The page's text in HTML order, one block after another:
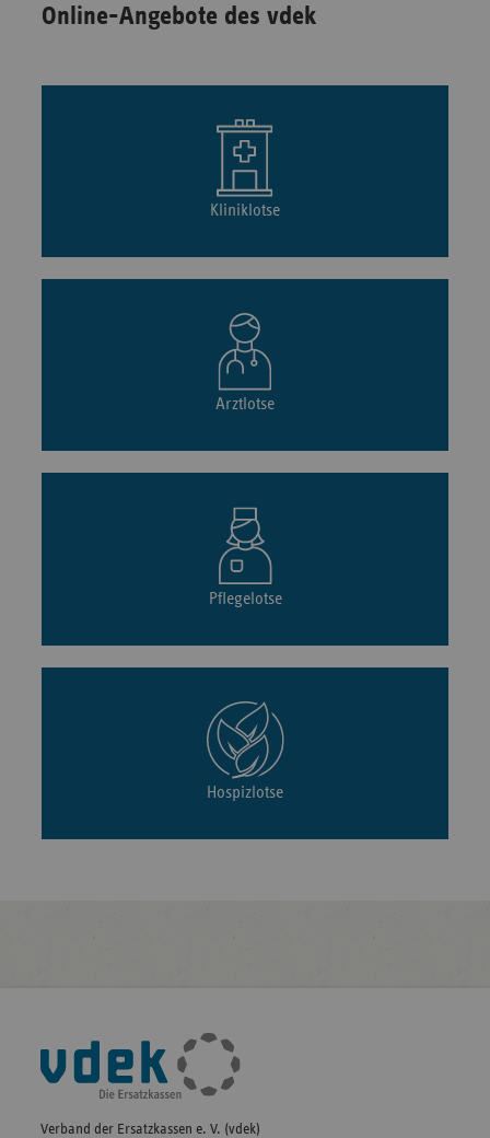
Online-Angebote des vdek
Kliniklotse
Arztlotse
Pflegelotse
Hospizlotse
Fußleisten-
Navigation
Verband der Ersatzkassen e. V. (vdek)